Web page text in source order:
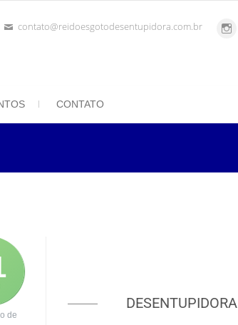
contato@reidoesgotodesentupidora.com.br
CONTATO
de
DESENTUPIDORA